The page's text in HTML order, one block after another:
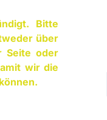
Bitte
über
Seite oder
wir die